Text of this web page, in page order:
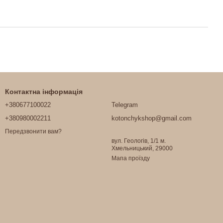
Контактна інформація
+380677100022
+380980002211
Передзвонити вам?
Telegram
kotonchykshop@gmail.com
вул. Геологів, 1/1 м.
Хмельницький, 29000
Мапа проїзду